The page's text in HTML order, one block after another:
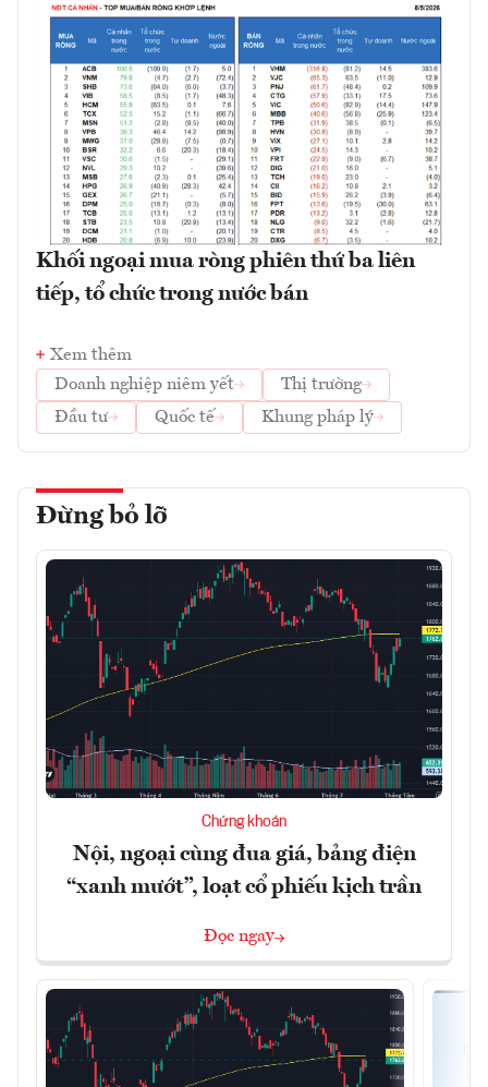
Khối ngoại mua ròng phiên thứ ba liên
tiếp, tổ chức trong nước bán
Xem thêm
Doanh nghiệp niêm yết
Thị trường
Đầu tư
Quốc tế Khung pháp lý
Đừng bỏ lỡ
Chứng khoán
Nội, ngoại cùng đua giá, bảng điện
“xanh mướt”, loạt cổ phiếu kịch trần
Đọc ngay